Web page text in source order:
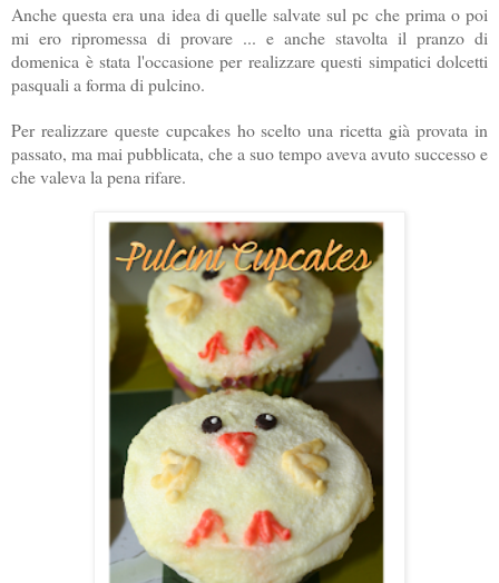
Anche questa era una idea di quelle salvate sul pc che prima o poi
mi ero ripromessa di provare ... e anche stavolta il pranzo di
domenica è stata l'occasione per realizzare questi simpatici dolcetti
pasquali a forma di pulcino.
Per realizzare queste cupcakes ho scelto una ricetta già provata in
passato, ma mai pubblicata, che a suo tempo aveva avuto successo e
che valeva la pena rifare.